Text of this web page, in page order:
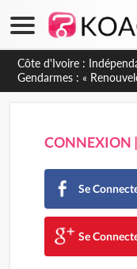
Sierra Leone : Un
gestation, points clés
CONNEXION
Se
Se